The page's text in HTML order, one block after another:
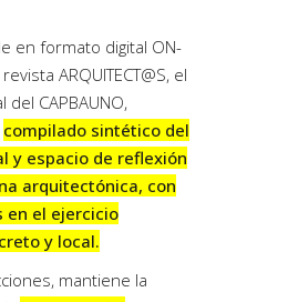
en formato digital ON-
ARQUITECT@S, el
CAPBAUNO,
compilado sintético del
y espacio de reflexión
arquitectónica, con
en el ejercicio
y local.
mantiene la